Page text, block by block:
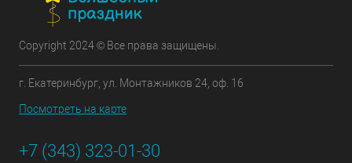
Copyright 2024 © Все права защищены.
г. Екатеринбург, ул. Монтажников 24, оф. 16
Посмотреть на карте
+7 (343) 323-01-30